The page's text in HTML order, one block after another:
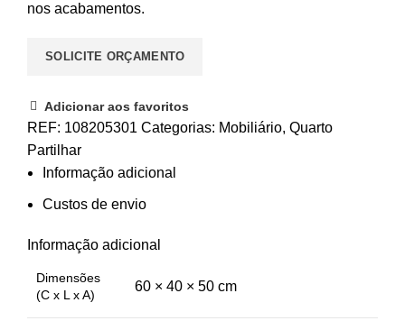
nos acabamentos.
SOLICITE ORÇAMENTO
Adicionar aos favoritos
REF: 108205301 Categorias: Mobiliário, Quarto
Partilhar
Informação adicional
Custos de envio
Informação adicional
Dimensões
(C x L x A)
60 × 40 × 50 cm